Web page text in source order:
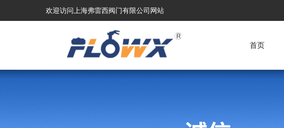
欢迎访问上海弗雷西阀门有限公司网站
首页